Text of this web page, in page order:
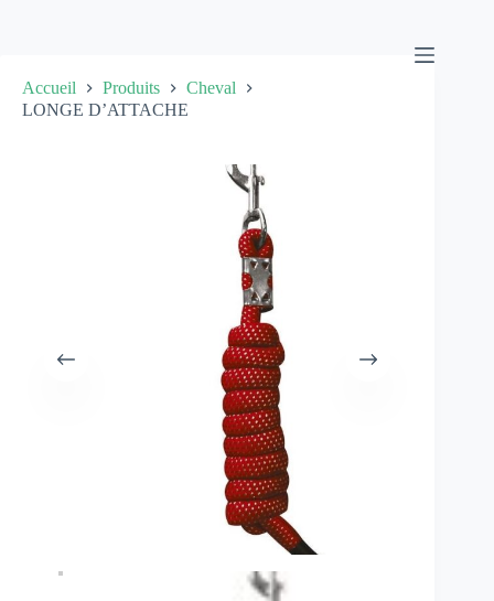
Accueil Produits
Cheval
LONGE D’ATTACHE